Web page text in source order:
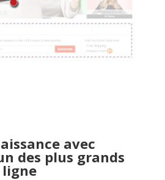
avec
des plus grands
ligne